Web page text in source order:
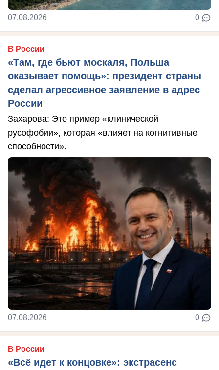
07.08.2026 0
В России
«Там, где бьют москаля, Польша
оказывает помощь»: президент страны
сделал агрессивное заявление в адрес
России
Захарова: Это пример «клинической
русофобии», которая «влияет на когнитивные
способности».
07.08.2026 0
В России
«Всё идет к концовке»: экстрасенс